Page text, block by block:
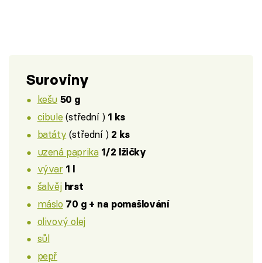
Suroviny
kešu 50 g
cibule (střední ) 1 ks
batáty (střední ) 2 ks
uzená paprika 1/2 lžičky
vývar 1 l
šalvěj hrst
máslo 70 g + na pomašlování
olivový olej
sůl
pepř